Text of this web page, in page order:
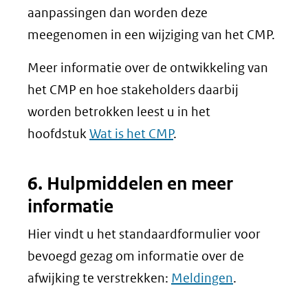
aanpassingen dan worden deze
meegenomen in een wijziging van het CMP.
Meer informatie over de ontwikkeling van
het CMP en hoe stakeholders daarbij
worden betrokken leest u in het
hoofdstukWat is het CMP.
6. Hulpmiddelen en meer
informatie
Hier vindt u het standaardformulier voor
bevoegd gezag om informatie over de
afwijking te verstrekken: Meldingen.